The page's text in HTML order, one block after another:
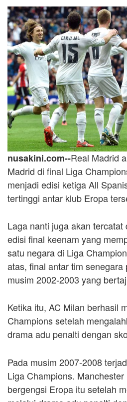
nusakini.com--Real Madrid
Madrid di final Liga
menjadi edisi ketiga All
tertinggi antar klub Eropa
Laga nanti juga akan
edisi final keenam yang
satu negara di Liga
atas, final antar tim
musim 2002-2003 yang
Ketika itu, AC Milan berhasil
Champions setelah
drama adu penalti dengan
Pada musim 2007-2008
Liga Champions.
bergengsi Eropa itu setelah